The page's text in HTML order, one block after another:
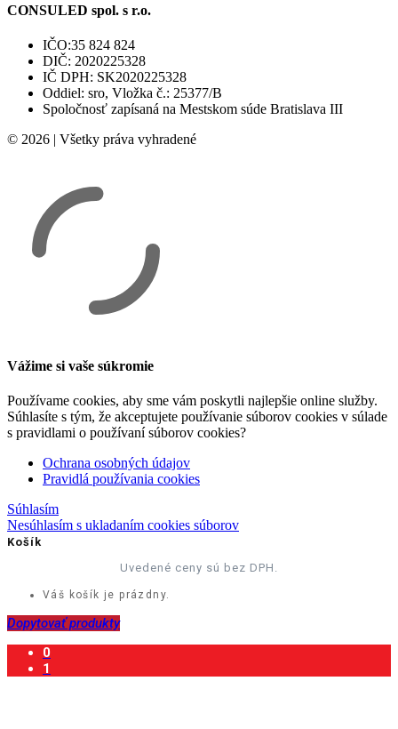
CONSULED spol. s r.o.
IČO:35 824 824
DIČ: 2020225328
IČ DPH: SK2020225328
Oddiel: sro, Vložka č.: 25377/B
Spoločnosť zapísaná na Mestskom súde Bratislava III
© 2026 | Všetky práva vyhradené
Vážime si vaše súkromie
Používame cookies, aby sme vám poskytli najlepšie online služby.
Súhlasíte s tým, že akceptujete používanie súborov cookies v súlade
s pravidlami o používaní súborov cookies?
Ochrana osobných údajov
Pravidlá používania cookies
Súhlasím
Nesúhlasím s ukladaním cookies súborov
Košík
Uvedené ceny sú bez DPH.
Váš košík je prázdny.
Dopytovať produkty
0
1